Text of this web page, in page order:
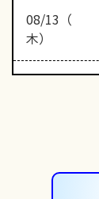
08/13（
木）